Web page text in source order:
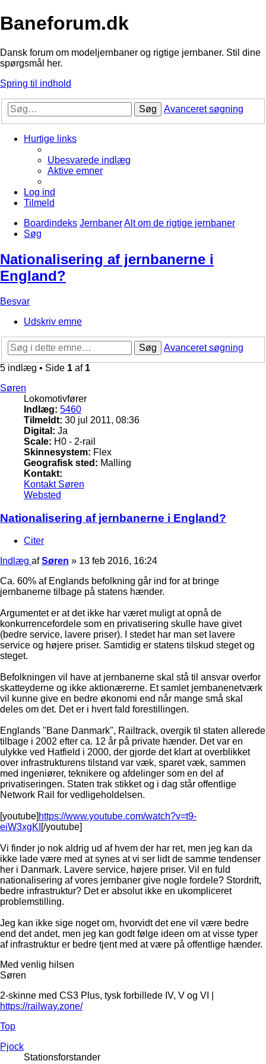
Baneforum.dk
Dansk forum om modeljernbaner og rigtige jernbaner. Stil dine
spørgsmål her.
Spring til indhold
Søg Avanceret søgning
Hurtige links
Ubesvarede indlæg
Aktive emner
Log ind
Tilmeld
Boardindeks JernbanerAlt om de rigtige jernbaner
Søg
Nationalisering af jernbanerne i
England?
Besvar
Udskriv emne
Søg
Avanceret søgning
5 indlæg • Side 1 af 1
Søren
Lokomotivfører
Indlæg: 5460
Tilmeldt: 30 jul 2011, 08:36
Digital: Ja
Scale: H0 - 2-rail
Skinnesystem: Flex
Geografisk sted: Malling
Kontakt:
Kontakt Søren
Websted
Nationalisering af jernbanerne i England?
Citer
Indlæg afSøren » 13 feb 2016, 16:24
Ca. 60% af Englands befolkning går ind for at bringe
jernbanerne tilbage på statens hænder.
Argumentet er at det ikke har været muligt at opnå de
konkurrencefordele som en privatisering skulle have givet
(bedre service, lavere priser). I stedet har man set lavere
service og højere priser. Samtidig er statens tilskud steget og
steget.
Befolkningen vil have at jernbanerne skal stå til ansvar overfor
skatteyderne og ikke aktionærerne. Et samlet jernbanenetværk
vil kunne give en bedre økonomi end når mange små skal
deles om det. Det er i hvert fald forestillingen.
Englands "Bane Danmark", Railtrack, overgik til staten allerede
tilbage i 2002 efter ca. 12 år på private hænder. Det var en
ulykke ved Hatfield i 2000, der gjorde det klart at overblikket
over infrastrukturens tilstand var væk, sparet væk, sammen
med ingeniører, teknikere og afdelinger som en del af
privatiseringen. Staten trak stikket og i dag står offentlige
Network Rail for vedligeholdelsen.
[youtube] https://www.youtube.com/watch?v=t9-
eiW3xgKI [/youtube]
Vi finder jo nok aldrig ud af hvem der har ret, men jeg kan da
ikke lade være med at synes at vi ser lidt de samme tendenser
her i Danmark. Lavere service, højere priser. Vil en fuld
nationalisering af vores jernbaner give nogle fordele? Stordrift,
bedre infrastruktur? Det er absolut ikke en ukompliceret
problemstilling.
Jeg kan ikke sige noget om, hvorvidt det ene vil være bedre
end det andet, men jeg kan godt følge ideen om at visse typer
af infrastruktur er bedre tjent med at være på offentlige hænder.
Med venlig hilsen
Søren
2-skinne med CS3 Plus, tysk forbillede IV, V og VI |
https://railway.zone/
Top
Pjock
Stationsforstander